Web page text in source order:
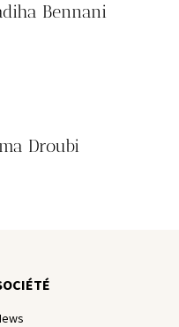
Bennani
Droubi